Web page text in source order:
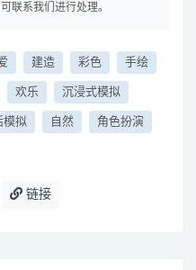
联系我们进行处理。
建造 彩色 手绘
欢乐 沉浸式模拟
模拟 自然 角色扮演
链接